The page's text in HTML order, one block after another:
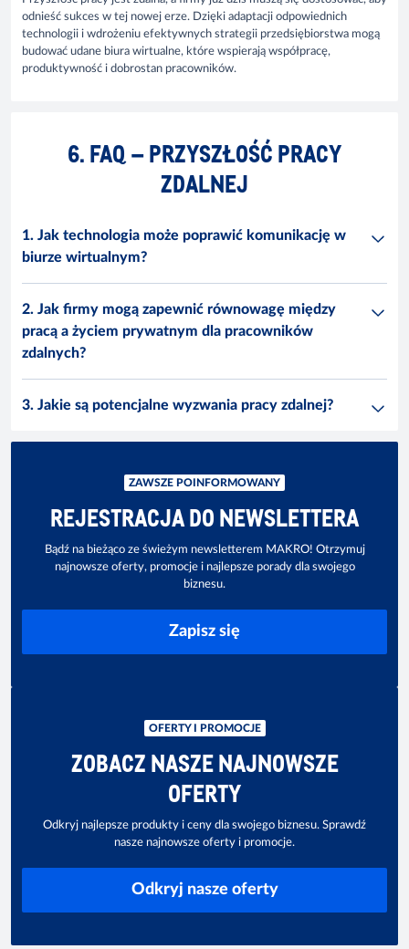
odnieść sukces w tej nowej erze. Dzięki adaptacji odpowiednich
technologii i wdrożeniu efektywnych strategii przedsiębiorstwa mogą
budować udane biura wirtualne, które wspierają współpracę,
produktywność i dobrostan pracowników.
6. FAQ – PRZYSZŁOŚĆ PRACY
ZDALNEJ
1. Jak technologia może poprawić komunikację w
biurze wirtualnym?
2. Jak firmy mogą zapewnić równowagę między
pracą a życiem prywatnym dla pracowników
zdalnych?
3. Jakie są potencjalne wyzwania pracy zdalnej?
ZAWSZE POINFORMOWANY
REJESTRACJA DO NEWSLETTERA
Bądź na bieżąco ze świeżym newsletterem MAKRO! Otrzymuj
najnowsze oferty, promocje i najlepsze porady dla swojego
biznesu.
Zapisz się
OFERTY I PROMOCJE
ZOBACZ NASZE NAJNOWSZE
OFERTY
Odkryj najlepsze produkty i ceny dla swojego biznesu. Sprawdź
nasze najnowsze oferty i promocje.
Odkryj nasze oferty